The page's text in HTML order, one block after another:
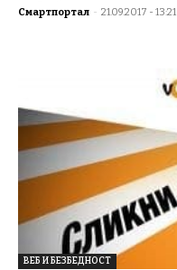
Смартпортал - 21.09.2017 - 13:21
ВЕБ И БЕЗБЕДНОСТ